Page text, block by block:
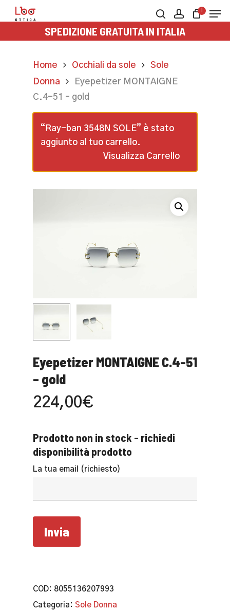
Skip
to
searchaccount
1
SPEDIZIONE GRATUITA IN ITALIA
Home Occhiali da sole
Sole
Donna
Eyepetizer MONTAIGNE
C.4-51 – gold
“Ray-ban 3548N SOLE” è stato
aggiunto al tuo carrello.
Visualizza Carrello
Eyepetizer MONTAIGNE C.4-51
– gold
224,00€
Prodotto non in stock - richiedi
disponibilità prodotto
La tua email (richiesto)
COD: 8055136207993
Categoria: Sole Donna